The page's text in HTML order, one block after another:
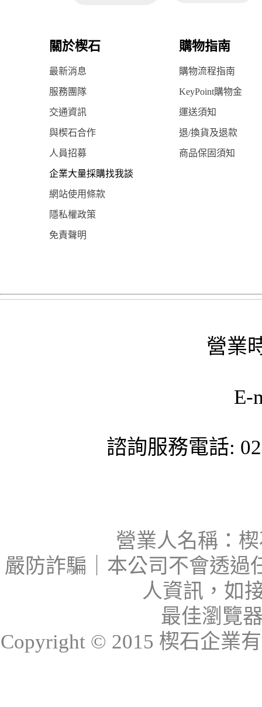
關於楔石 購物指南
最新消息 購物流程指南
服務團隊 KeyPoint購物金
交通資訊 運送須知
與楔石合作 退/換貨及退款
人員招募 商品保固須知
企業大量採購找我談
網站使用條款
隱私權政策
免責聲明
營業
E-
諮詢服務電話:
營業人名稱：
嚴防詐騙｜本公司不會透過
人資訊，如
最佳瀏覽
Copyright © 2015 楔石企業